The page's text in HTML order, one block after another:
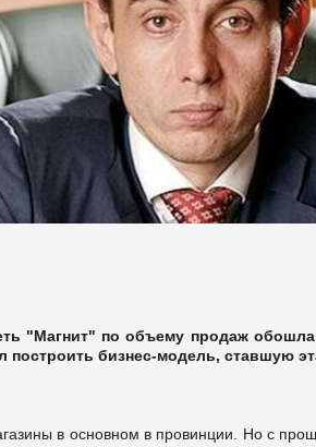
"Магнит" по объему продаж
построить бизнес-модель, ставшую
в основном в провинции. Но с